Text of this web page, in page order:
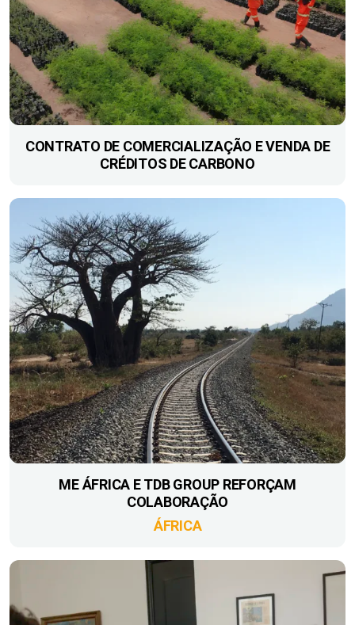
CONTRATO DE ​COMERCIALIZAÇÃO E VENDA DE
CRÉDITOS DE CARBONO
ME ÁFRICA E TDB GROUP REFORÇAM
COLABORAÇÃO
ÁFRICA